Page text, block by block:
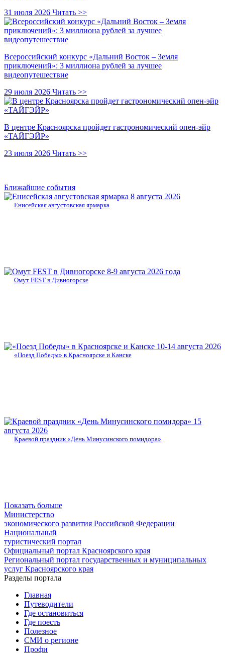
31 июля 2026 Читать >>
Всероссийский конкурс «Дальний Восток – Земля
приключений»: 3 миллиона рублей за лучшее
видеопутешествие
29 июля 2026 Читать >>
В центре Красноярска пройдет гастрономический опен-эйр
«ТАЙГЭЙР»
23 июля 2026 Читать >>
Ближайшие события
8 августа 2026
Енисейская августовская ярмарка
8-9 августа 2026 года
Омут FEST в Дивногорске
10-14 августа 2026
«Поезд Победы» в Красноярске и Канске
15
августа 2026
Краевой праздник «День Минусинского помидора»
Показать больше
Министерство
экономического развития Российской Федерации
Национальный
туристический портал
Официальный портал Красноярского края
Региональный портал государственных и муниципальных
услуг Красноярского края
Разделы портала
Главная
Путеводители
Где остановиться
Где поесть
Полезное
СМИ о регионе
Профи